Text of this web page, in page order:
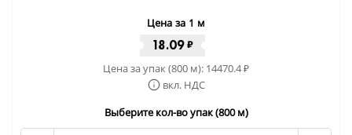
Цена за 1 м
18.09 ₽
Цена за упак (800 м): 14470.4₽
вкл. НДС
Выберите кол-во упак (800 м)